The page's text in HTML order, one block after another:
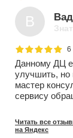
В
6
Данному ДЦ
улучшить, но
мастер
сервису
Читать все
на Яндекс